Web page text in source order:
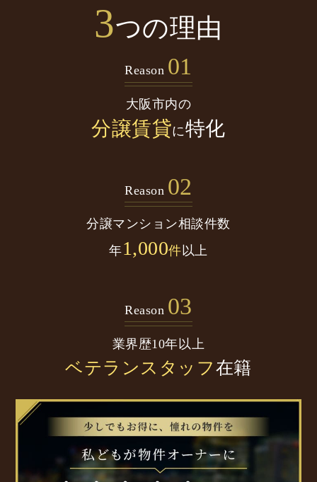
3つの理由
Reason 01
大阪市内の
分譲賃貸に特化
Reason 02
分譲マンション相談件数
年1,000件以上
Reason 03
業界歴10年以上
ベテランスタッフ在籍